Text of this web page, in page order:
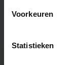
Voorkeuren
Statistieken
Ook